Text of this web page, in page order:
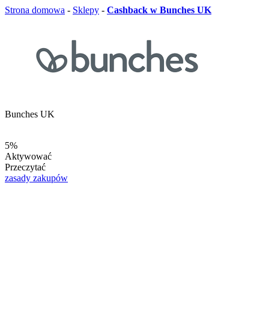
Strona domowa - Sklepy - Cashback w Bunches UK
Bunches UK
5%
Aktywować
Przeczytać
zasady zakupów